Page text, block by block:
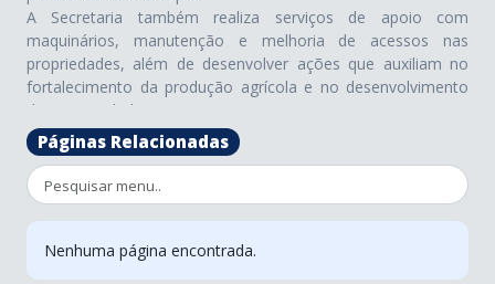
A Secretaria também realiza serviços de apoio com
maquinários, manutenção e melhoria de acessos nas
propriedades, além de desenvolver ações que auxiliam no
fortalecimento da produção agrícola e no desenvolvimento
das propriedades rurais.
Doutor Ulysses possui grande parte de seu território em área
rural, com forte presença da agricultura familiar e destaque
na produção de citros, especialmente a tangerina ponkan,
atividade que tem grande importância para a economia local.
Por meio dessas ações, a Secretaria Municipal de Agricultura
trabalha para apoiar os produtores, incentivar a produção e
contribuir para o desenvolvimento do município.
Páginas Relacionadas
Nenhuma página encontrada.